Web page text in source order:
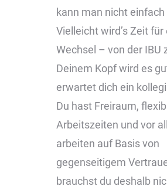
kann man nicht
Vielleicht wird’s Zeit für
Wechsel – von der IBU
Deinem Kopf wird es
erwartet dich ein
Du hast Freiraum,
Arbeitszeiten und vor
arbeiten auf Basis von
gegenseitigem
brauchst du deshalb